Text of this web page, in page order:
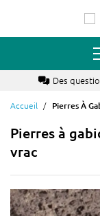
contenu
Des
Accueil Pierres À
Pierres à
vrac